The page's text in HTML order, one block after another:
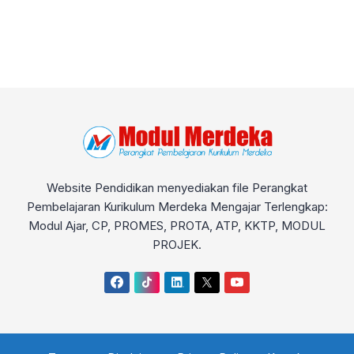
Website Pendidikan menyediakan file Perangkat
Pembelajaran Kurikulum Merdeka Mengajar Terlengkap:
Modul Ajar, CP, PROMES, PROTA, ATP, KKTP, MODUL
PROJEK.